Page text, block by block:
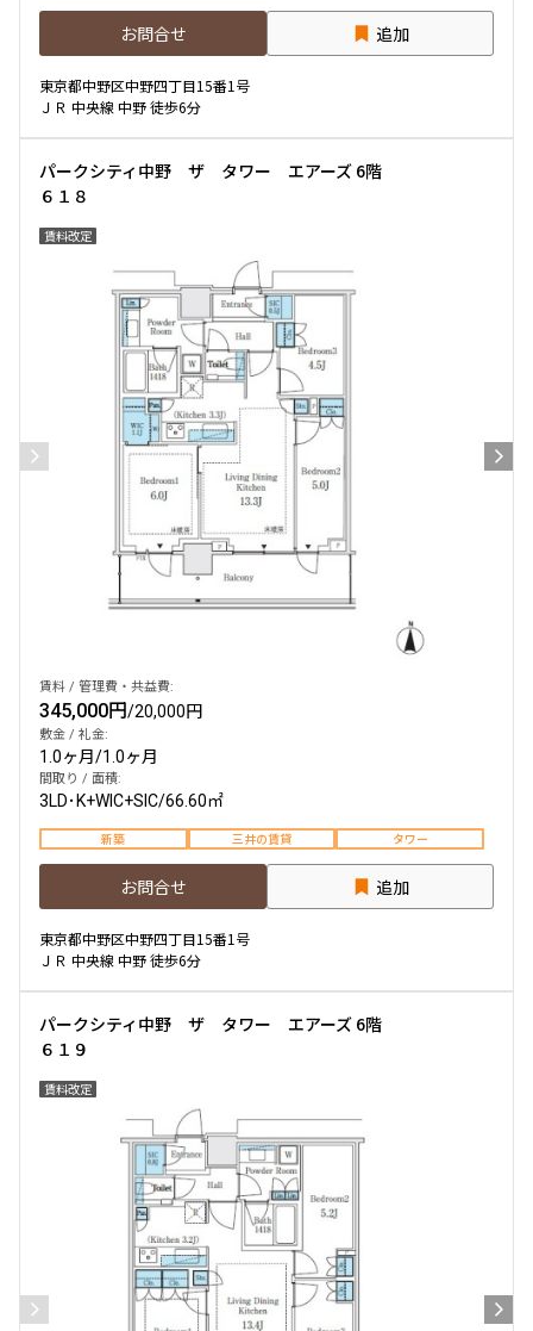
お問合せ 追加
東京都中野区中野四丁目15番1号
ＪＲ 中央線 中野 徒歩6分
パークシティ中野 ザ タワー エアーズ 6階
６１８
賃料改定
賃料 / 管理費・共益費:
345,000円/20,000円
敷金 / 礼金:
1.0ヶ月/1.0ヶ月
間取り / 面積:
3LD･K+WIC+SIC/66.60㎡
新築 三井の賃貸 タワー
お問合せ 追加
東京都中野区中野四丁目15番1号
ＪＲ 中央線 中野 徒歩6分
パークシティ中野 ザ タワー エアーズ 6階
６１９
賃料改定